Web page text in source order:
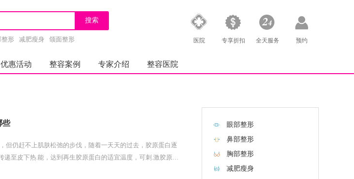
整形 减肥瘦身 颌面整形 医院 专享折扣 全天服务 预约
优惠活动 整容案例 专家介绍 整容医院
些
但仍赶不上肌肤松弛的步伐，随着一天天的过去，胶原蛋白逐
至皮下热.能，达到再生胶原蛋白的适宜温度，可刺.激胶原蛋
眼部整形
鼻部整形
胸部整形
减肥瘦身